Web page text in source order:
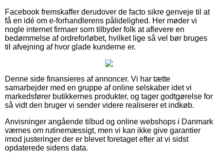
Facebook fremskaffer derudover de facto sikre genveje til at
få en idé om e-forhandlerens pålidelighed. Her møder vi
nogle internet firmaer som tilbyder folk at aflevere en
bedømmelse af ordreforløbet, hvilket lige så vel bør bruges
til afvejning af hvor glade kunderne er.
Denne side finansieres af annoncer. Vi har tætte
samarbejder med en gruppe af online selskaber idet vi
markedsfører butikkernes produkter, og tager godtgørelse for
så vidt den bruger vi sender videre realiserer et indkøb.
Anvisninger angående tilbud og online webshops i Danmark
værnes om rutinemæssigt, men vi kan ikke give garantier
imod justeringer der er blevet foretaget efter at vi sidst
opdaterede sidens data.